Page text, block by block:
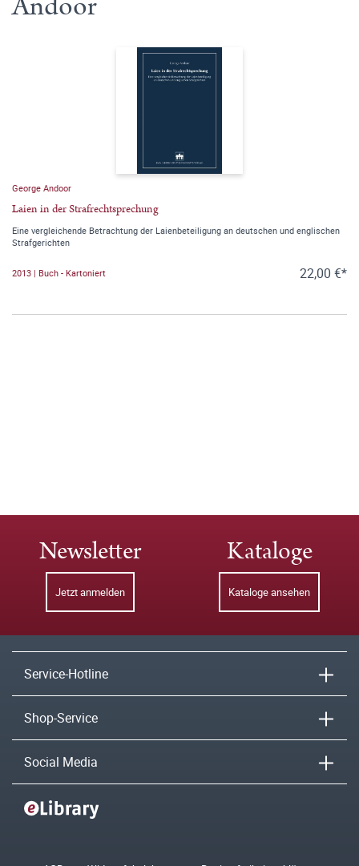
George Andoor
Laien in der Strafrechtsprechung
Eine vergleichende Betrachtung der Laienbeteiligung an deutschen und englischen
Strafgerichten
2013 | Buch - Kartoniert 22,00 €*
Newsletter
Jetzt anmelden
Kataloge
Kataloge ansehen
Service-Hotline
Shop-Service
Social Media